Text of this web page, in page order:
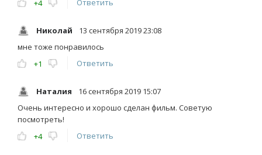
+4 Ответить
Николай
13 сентября 2019 23:08
мне тоже понравилось
+1
Ответить
Наталия
16 сентября 2019 15:07
Очень интересно и хорошо сделан фильм. Советую
посмотреть!
+4
Ответить